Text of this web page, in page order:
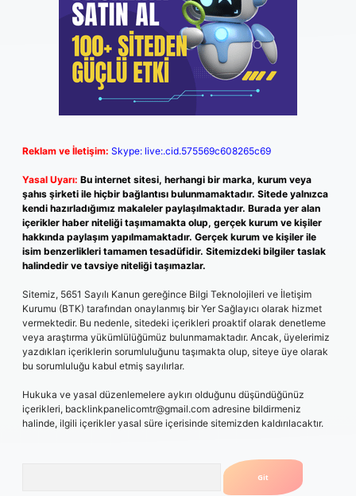
Reklam ve İletişim: Skype: live:.cid.575569c608265c69
Yasal Uyarı: Bu internet sitesi, herhangi bir marka, kurum veya
şahıs şirketi ile hiçbir bağlantısı bulunmamaktadır. Sitede yalnızca
kendi hazırladığımız makaleler paylaşılmaktadır. Burada yer alan
içerikler haber niteliği taşımamakta olup, gerçek kurum ve kişiler
hakkında paylaşım yapılmamaktadır. Gerçek kurum ve kişiler ile
isim benzerlikleri tamamen tesadüfidir. Sitemizdeki bilgiler taslak
halindedir ve tavsiye niteliği taşımazlar.
Sitemiz, 5651 Sayılı Kanun gereğince Bilgi Teknolojileri ve İletişim
Kurumu (BTK) tarafından onaylanmış bir Yer Sağlayıcı olarak hizmet
vermektedir. Bu nedenle, sitedeki içerikleri proaktif olarak denetleme
veya araştırma yükümlülüğümüz bulunmamaktadır. Ancak, üyelerimiz
yazdıkları içeriklerin sorumluluğunu taşımakta olup, siteye üye olarak
bu sorumluluğu kabul etmiş sayılırlar.
Hukuka ve yasal düzenlemelere aykırı olduğunu düşündüğünüz
içerikleri, backlinkpanelicomtr@gmail.com adresine bildirmeniz
halinde, ilgili içerikler yasal süre içerisinde sitemizden kaldırılacaktır.